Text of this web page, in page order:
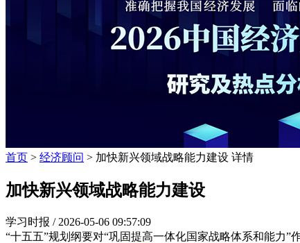
首页 > 经济顾问 > 加快新兴领域战略能力建设 详情
加快新兴领域战略能力建设
学习时报 / 2026-05-06 09:57:09
“十五五”规划纲要对“巩固提高一体化国家战略体系和能力